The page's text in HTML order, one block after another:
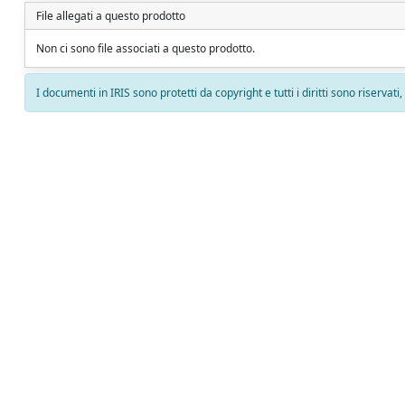
File allegati a questo prodotto
Non ci sono file associati a questo prodotto.
I documenti in IRIS sono protetti da copyright e tutti i diritti sono